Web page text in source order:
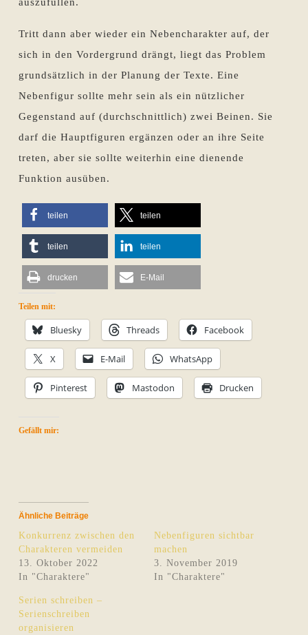
Tritt dann aber wieder ein Nebencharakter auf, der
sich in den Vordergrund drängt, liegt das Problem
grundsätzlich in der Planung der Texte. Eine
Nebenfigur sollte mehr sein als ein nützlicher
Gegenstand auf (durchschnittlich) zwei Beinen. Sie
darf die Hauptfiguren ergänzen oder an ihre Seite
treten, aber sie sollte weiterhin eine dienende
Funktion ausüben.
teilen teilen
teilen teilen
drucken E-Mail
Teilen mit:
Bluesky Threads Facebook
X E-Mail WhatsApp
Pinterest Mastodon Drucken
Gefällt mir:
Ähnliche Beiträge
Konkurrenz zwischen den
Charakteren vermeiden
13. Oktober 2022
In "Charaktere"
Nebenfiguren sichtbar
machen
3. November 2019
In "Charaktere"
Serien schreiben –
Serienschreiben
organisieren